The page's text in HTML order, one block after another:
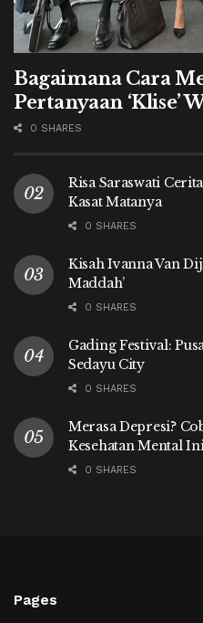
Bagaimana Cara
Pertanyaan ‘Klise’
0 SHARES
Risa Saraswati
Kasat Matanya
0 SHARES
Kisah Ivanna Van
Maddah’
0 SHARES
Gading Festival:
Sedayu City
0 SHARES
Merasa Depresi?
Kesehatan Mental
0 SHARES
Pages